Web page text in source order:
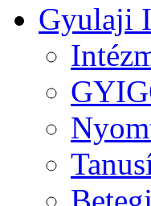
Gyulaji